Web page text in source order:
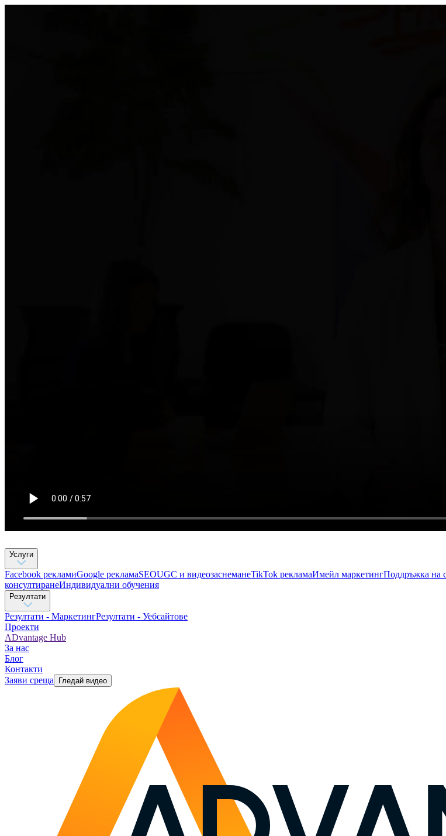
Услуги
Facebook рекламиGoogle рекламаSEOUGC и видеозаснеманеTikTok рекламaИмейл маркетингПоддръжка на
консултиране​Индивидуални обучения
Резултати
Резултати - МаркетингРезултати - Уебсайтове
Проекти
ADvantage Hub
За нас
Блог
Контакти
Заяви среща
Гледай видео